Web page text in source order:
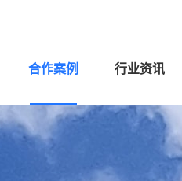
合作案例 行业资讯